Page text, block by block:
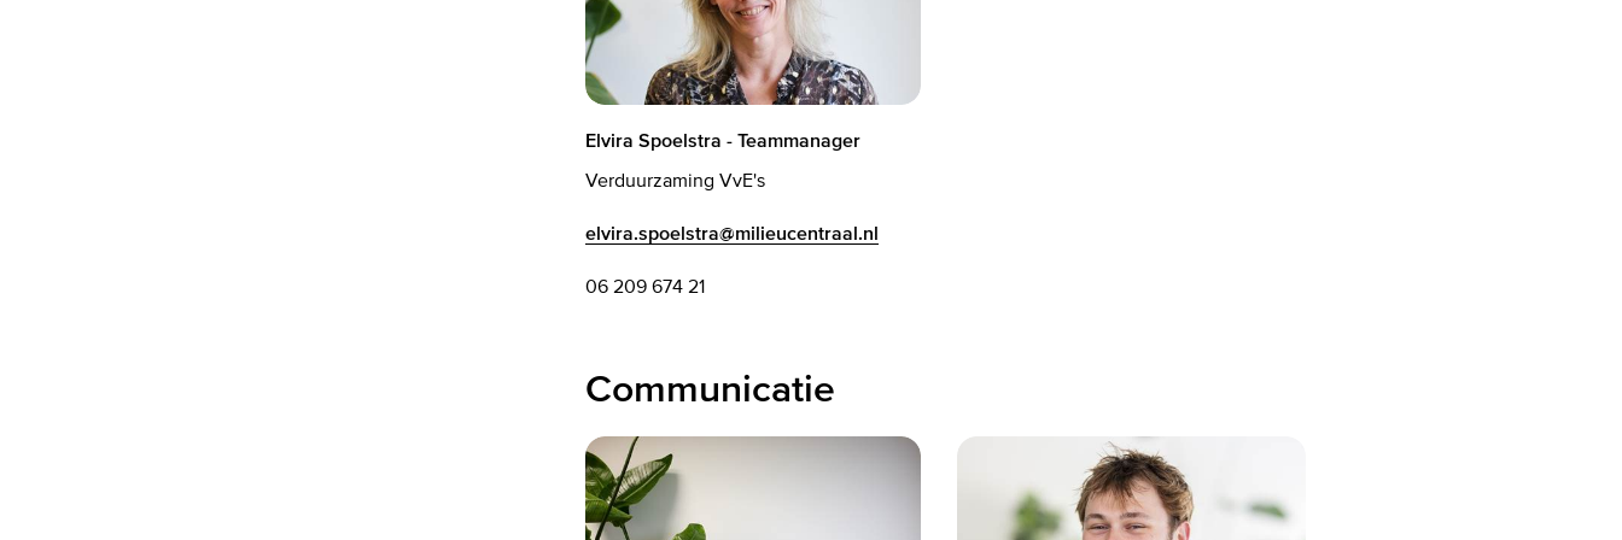
Elvira Spoelstra - Teammanager
Verduurzaming VvE's
elvira.spoelstra@milieucentraal.nl
06 209 674 21
Communicatie